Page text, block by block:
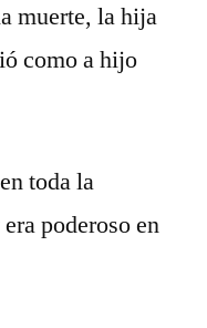
muerte, la hija
como a hijo
toda la
poderoso en